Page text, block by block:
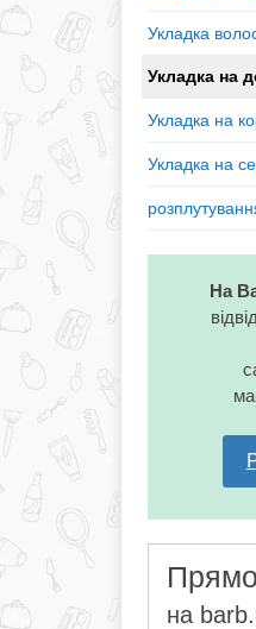
Укладка
Укладка на
Укладка на
Укладка на
На
на